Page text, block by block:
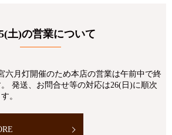
土)の営業について
六月灯開催のため本店の営業は午前中で終
発送、お問合せ等の対応は26(日)に順次
。